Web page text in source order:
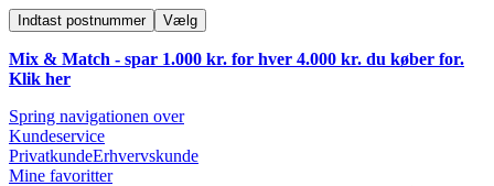
Indtast postnummer Vælg
Mix & Match - spar 1.000 kr. for hver 4.000 kr. du køber for.
Klik her
Spring navigationen over
Kundeservice
PrivatkundeErhvervskunde
Mine favoritter